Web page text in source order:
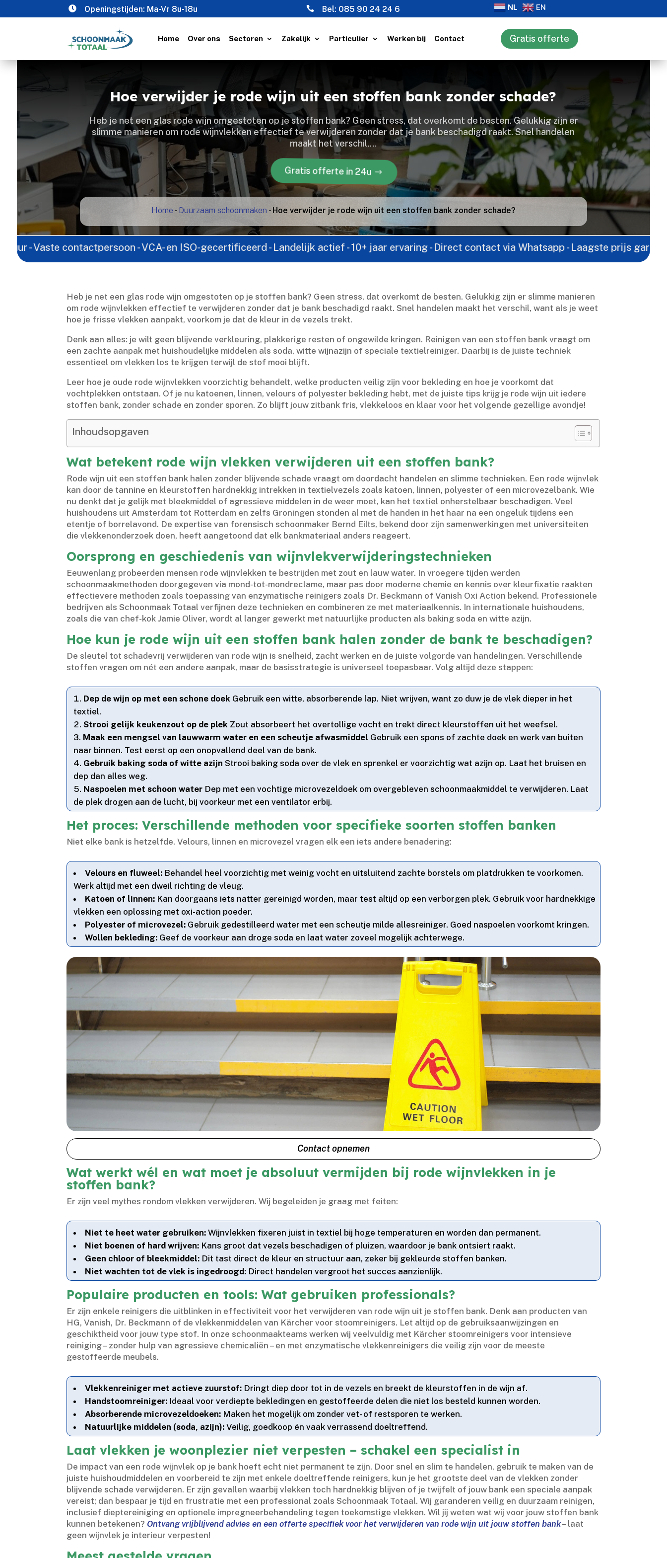
 Openingstijden: Ma-Vr 8u-18u  Bel: 085 90 24 24 6 NL EN
Home Over ons Sectoren Zakelijk Particulier Werken bij Contact Gratis offerte
Hoe verwijder je rode wijn uit een stoffen bank zonder schade?
Heb je net een glas rode wijn omgestoten op je stoffen bank? Geen stress, dat overkomt de besten.​ Gelukkig zijn er
slimme manieren om rode wijnvlekken effectief te verwijderen zonder dat je bank beschadigd raakt.​ Snel handelen
maakt het verschil,…
Gratis offerte in 24u
Home - Duurzaam schoonmaken - Hoe verwijder je rode wijn uit een stoffen bank zonder schade?
contactpersoon - VCA- en ISO-gecertificeerd - Landelijk actief - 10+ jaar ervaring - Direct contact via Whatsapp - Laagste prijs garantie - Gratis
Heb je net een glas rode wijn omgestoten op je stoffen bank? Geen stress, dat overkomt de besten.​ Gelukkig zijn er slimme manieren
om rode wijnvlekken effectief te verwijderen zonder dat je bank beschadigd raakt.​ Snel handelen maakt het verschil, want als je weet
hoe je frisse vlekken aanpakt, voorkom je dat de kleur in de vezels trekt.​
Denk aan alles: je wilt geen blijvende verkleuring, plakkerige resten of ongewilde kringen.​ Reinigen van een stoffen bank vraagt om
een zachte aanpak met huishoudelijke middelen als soda, witte wijnazijn of speciale textielreiniger.​ Daarbij is de juiste techniek
essentieel om vlekken los te krijgen terwijl de stof mooi blijft.​
Leer hoe je oude rode wijnvlekken voorzichtig behandelt, welke producten veilig zijn voor bekleding en hoe je voorkomt dat
vochtplekken ontstaan.​ Of je nu katoenen, linnen, velours of polyester bekleding hebt, met de juiste tips krijg je rode wijn uit iedere
stoffen bank, zonder schade en zonder sporen.​ Zo blijft jouw zitbank fris, vlekkeloos en klaar voor het volgende gezellige avondje!
Inhoudsopgaven
Wat betekent rode wijn vlekken verwijderen uit een stoffen bank?
Rode wijn uit een stoffen bank halen zonder blijvende schade vraagt om doordacht handelen en slimme technieken.​ Een rode wijnvlek
kan door de tannine en kleurstoffen hardnekkig intrekken in textielvezels zoals katoen, linnen, polyester of een microvezelbank.​ Wie
nu denkt dat je gelijk met bleekmiddel of agressieve middelen in de weer moet, kan het textiel onherstelbaar beschadigen.​ Veel
huishoudens uit Amsterdam tot Rotterdam en zelfs Groningen stonden al met de handen in het haar na een ongeluk tijdens een
etentje of borrelavond.​ De expertise van forensisch schoonmaker Bernd Eilts, bekend door zijn samenwerkingen met universiteiten
die vlekkenonderzoek doen, heeft aangetoond dat elk bankmateriaal anders reageert.​
Oorsprong en geschiedenis van wijnvlekverwijderingstechnieken
Eeuwenlang probeerden mensen rode wijnvlekken te bestrijden met zout en lauw water.​ In vroegere tijden werden
schoonmaakmethoden doorgegeven via mond-tot-mondreclame, maar pas door moderne chemie en kennis over kleurfixatie raakten
effectievere methoden zoals toepassing van enzymatische reinigers zoals Dr.​ Beckmann of Vanish Oxi Action bekend.​ Professionele
bedrijven als Schoonmaak Totaal verfijnen deze technieken en combineren ze met materiaalkennis.​ In internationale huishoudens,
zoals die van chef-kok Jamie Oliver, wordt al langer gewerkt met natuurlijke producten als baking soda en witte azijn.​
Hoe kun je rode wijn uit een stoffen bank halen zonder de bank te beschadigen?
De sleutel tot schadevrij verwijderen van rode wijn is snelheid, zacht werken en de juiste volgorde van handelingen.​ Verschillende
stoffen vragen om nét een andere aanpak, maar de basisstrategie is universeel toepasbaar.​ Volg altijd deze stappen:
Dep de wijn op met een schone doek Gebruik een witte, absorberende lap.​ Niet wrijven, want zo duw je de vlek dieper in het
textiel.​
Strooi gelijk keukenzout op de plek Zout absorbeert het overtollige vocht en trekt direct kleurstoffen uit het weefsel.​
Maak een mengsel van lauwwarm water en een scheutje afwasmiddel Gebruik een spons of zachte doek en werk van buiten
naar binnen.​ Test eerst op een onopvallend deel van de bank.​
Gebruik baking soda of witte azijn Strooi baking soda over de vlek en sprenkel er voorzichtig wat azijn op.​ Laat het bruisen en
dep dan alles weg.​
Naspoelen met schoon water Dep met een vochtige microvezeldoek om overgebleven schoonmaakmiddel te verwijderen.​ Laat
de plek drogen aan de lucht, bij voorkeur met een ventilator erbij.​
Het proces: Verschillende methoden voor specifieke soorten stoffen banken
Niet elke bank is hetzelfde.​ Velours, linnen en microvezel vragen elk een iets andere benadering:
Velours en fluweel: Behandel heel voorzichtig met weinig vocht en uitsluitend zachte borstels om platdrukken te voorkomen.​
Werk altijd met een dweil richting de vleug.​
Katoen of linnen: Kan doorgaans iets natter gereinigd worden, maar test altijd op een verborgen plek.​ Gebruik voor hardnekkige
vlekken een oplossing met oxi-action poeder.​
Polyester of microvezel: Gebruik gedestilleerd water met een scheutje milde allesreiniger.​ Goed naspoelen voorkomt kringen.​
Wollen bekleding: Geef de voorkeur aan droge soda en laat water zoveel mogelijk achterwege.​
Contact opnemen
Wat werkt wél en wat moet je absoluut vermijden bij rode wijnvlekken in je
stoffen bank?
Er zijn veel mythes rondom vlekken verwijderen.​ Wij begeleiden je graag met feiten:
Niet te heet water gebruiken: Wijnvlekken fixeren juist in textiel bij hoge temperaturen en worden dan permanent.​
Niet boenen of hard wrijven: Kans groot dat vezels beschadigen of pluizen, waardoor je bank ontsiert raakt.​
Geen chloor of bleekmiddel: Dit tast direct de kleur en structuur aan, zeker bij gekleurde stoffen banken.​
Niet wachten tot de vlek is ingedroogd: Direct handelen vergroot het succes aanzienlijk.​
Populaire producten en tools: Wat gebruiken professionals?
Er zijn enkele reinigers die uitblinken in effectiviteit voor het verwijderen van rode wijn uit je stoffen bank.​ Denk aan producten van
HG, Vanish, Dr.​ Beckmann of de vlekkenmiddelen van Kärcher voor stoomreinigers.​ Let altijd op de gebruiksaanwijzingen en
geschiktheid voor jouw type stof.​ In onze schoonmaakteams werken wij veelvuldig met Kärcher stoomreinigers voor intensieve
reiniging – zonder hulp van agressieve chemicaliën – en met enzymatische vlekkenreinigers die veilig zijn voor de meeste
gestoffeerde meubels.​
Vlekkenreiniger met actieve zuurstof: Dringt diep door tot in de vezels en breekt de kleurstoffen in de wijn af.​
Handstoomreiniger: Ideaal voor verdiepte bekledingen en gestoffeerde delen die niet los besteld kunnen worden.​
Absorberende microvezeldoeken: Maken het mogelijk om zonder vet- of restsporen te werken.​
Natuurlijke middelen (soda, azijn): Veilig, goedkoop én vaak verrassend doeltreffend.​
Laat vlekken je woonplezier niet verpesten – schakel een specialist in
De impact van een rode wijnvlek op je bank hoeft echt niet permanent te zijn.​ Door snel en slim te handelen, gebruik te maken van de
juiste huishoudmiddelen en voorbereid te zijn met enkele doeltreffende reinigers, kun je het grootste deel van de vlekken zonder
blijvende schade verwijderen.​ Er zijn gevallen waarbij vlekken toch hardnekkig blijven of je twijfelt of jouw bank een speciale aanpak
vereist; dan bespaar je tijd en frustratie met een professional zoals Schoonmaak Totaal.​ Wij garanderen veilig en duurzaam reinigen,
inclusief dieptereiniging en optionele impregneerbehandeling tegen toekomstige vlekken.​ Wil jij weten wat wij voor jouw stoffen bank
kunnen betekenen? Ontvang vrijblijvend advies en een offerte specifiek voor het verwijderen van rode wijn uit jouw stoffen bank– laat
geen wijnvlek je interieur verpesten!